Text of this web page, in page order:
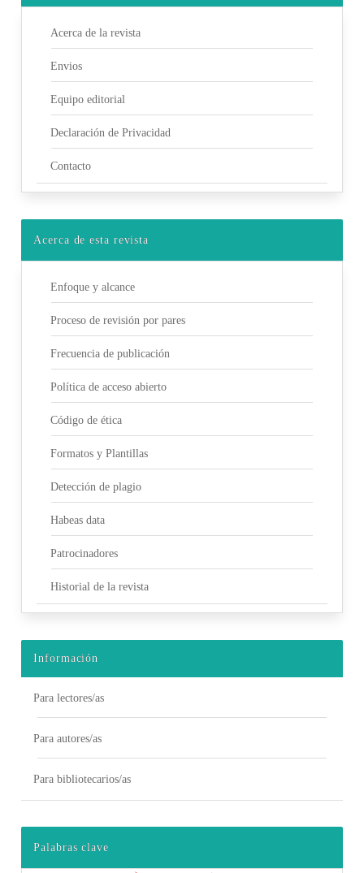
Acerca de la revista
Envios
Equipo editorial
Declaración de Privacidad
Contacto
Acerca de esta revista
Enfoque y alcance
Proceso de revisión por pares
Frecuencia de publicación
Política de acceso abierto
Código de ética
Formatos y Plantillas
Detección de plagio
Habeas data
Patrocinadores
Historial de la revista
Información
Para lectores/as
Para autores/as
Para bibliotecarios/as
Palabras clave